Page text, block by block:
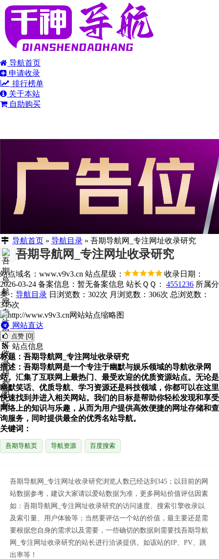
导航首页
申请收录
排行榜单
关于本站
自助购买
导航首页» 导航目录» 吾期导航网_专注网址收录研究
吾期导航网_专注网址收录研究
站点域名：www.v9v3.cn 站点星级：
收录日期：
2026-03-24 备案信息： 暂无备案信息 站长ＱＱ： 4551236 所属分
类： 导航目录 日浏览数：302次 月浏览数：306次 总浏览数：
345次
网站直达
点赞 [0]
站点信息
标题：吾期导航网_专注网址收录研究
描述：吾期导航网是一个专注于幽默与娱乐领域的导航收录网
站。汇集了互联网上最热门、最受欢迎的优质资源站点。无论是
幽默笑话、优质导航、学习资源还是科技领域，你都可以在这里
快速找到并进入相关网站。我们的目标是帮助你轻松发现和享受
网络上的知识与乐趣，从而为用户提供高效便捷的网址存储和查
询服务，同时提供最全的优秀名站导航。
关键词：
吾期导航页 导航资源 百度搜索
吾期导航网_专注网址收录研究浏览人数已经达到345；以目前的网
站数据参考，建议大家请以爱站数据为准，更多网站价值评估因素
如：吾期导航网_专注网址收录研究的访问速度、搜索引擎收录以
及索引量、用户体验等；当然要评估一个站的价值，最主要还是需
要根据您自身的需求以及需要，一些确切的数据则需要找吾期导航
网_专注网址收录研究的站长进行洽谈提供。如该站的IP、PV、跳
出率等！